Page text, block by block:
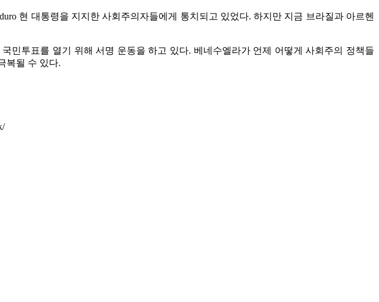
현 대통령을 지지한 사회주의자들에게 통치되고 있었다. 하지만 지금 브라질과 아르헨
민투표를 열기 위해 서명 운동을 하고 있다. 베네수엘라가 언제 어떻게 사회주의 정책들
복될 수 있다.